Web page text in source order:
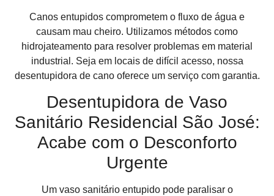
Canos entupidos comprometem o fluxo de água e
causam mau cheiro. Utilizamos métodos como
hidrojateamento para resolver problemas em material
industrial. Seja em locais de difícil acesso, nossa
desentupidora de cano oferece um serviço com garantia.
Desentupidora de Vaso
Sanitário Residencial São José:
Acabe com o Desconforto
Urgente
Um vaso sanitário entupido pode paralisar o